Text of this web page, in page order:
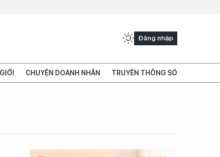
Đăng nhập
CHUYỆN DOANH NHÂN TRUYỀN THÔNG SỐ